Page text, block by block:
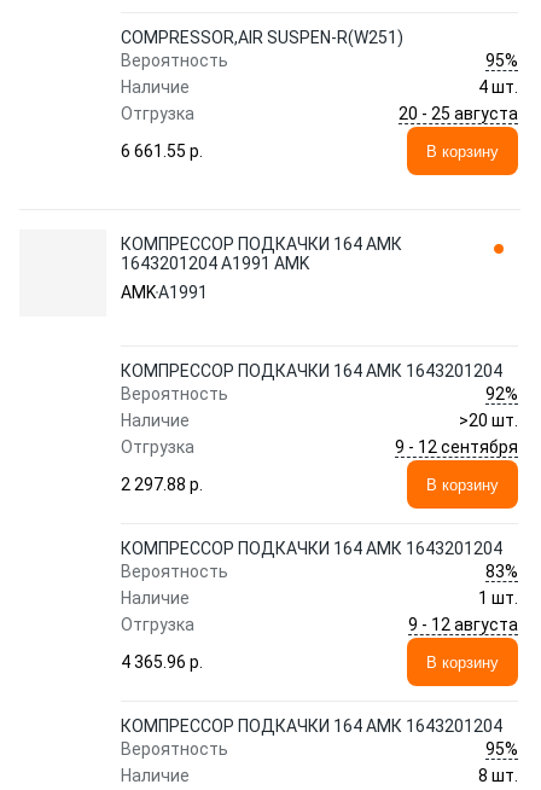
COMPRESSOR,AIR SUSPEN-R(W251)
Вероятность
95%
Наличие
4 шт.
Отгрузка
20 - 25 августа
6 661.55 p.
В корзину
КОМПРЕССОР ПОДКАЧКИ 164 АМК
1643201204 A1991 AMK
AMKA1991
КОМПРЕССОР ПОДКАЧКИ 164 АМК 1643201204
Вероятность
92%
Наличие
>20 шт.
Отгрузка
9 - 12 сентября
2 297.88 p.
В корзину
КОМПРЕССОР ПОДКАЧКИ 164 АМК 1643201204
Вероятность
83%
Наличие
1 шт.
Отгрузка
9 - 12 августа
4 365.96 p.
В корзину
КОМПРЕССОР ПОДКАЧКИ 164 АМК 1643201204
Вероятность
95%
Наличие
8 шт.